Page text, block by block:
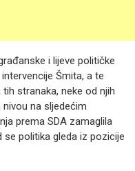
i lijeve političke
Šmita, a te
stranaka, neke od njih
na sljedećim
prema SDA zamaglila
politika gleda iz pozicije